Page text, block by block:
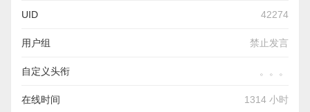
UID 42274
用户组 禁止发言
自定义头衔 。。。
在线时间 1314 小时